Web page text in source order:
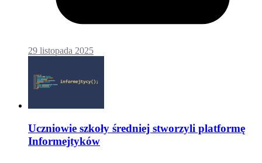
29 listopada 2025
Uczniowie szkoły średniej stworzyli platformę
Informejtyków